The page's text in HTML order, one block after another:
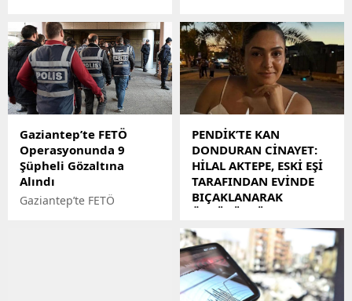
Başlıyor
ADM Türkiye
Organizasyon ve Global
Mobis’in Şanlıurfa’da
Düzenlediği Ünlülerin Yer
Alacağı Ücretsiz
Motosiklet Festivali
Başlıyor
Gaziantep’te FETÖ
Operasyonunda 9
Şüpheli Gözaltına
Alındı
Gaziantep’te FETÖ
PENDİK’TE KAN
DONDURAN CİNAYET:
HİLAL AKTEPE, ESKİ EŞİ
TARAFINDAN EVİNDE
BIÇAKLANARAK
ÖLDÜRÜLDÜ
Pendik'te N.S.D., eski eşi
Hilal Aktepe'yi 4
çocuğunun gözü önünde
bıçaklayarak katletti.
Cinayetin ardından kaçan